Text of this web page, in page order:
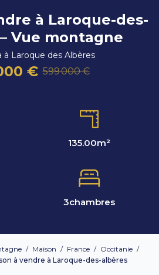
à Laroque-des-
Vue montagne
à Laroque des Albères
€ 599 000 €
135.00m²
3chambres
/ Maison / France / Occitanie /
à vendre à Laroque-des-albères